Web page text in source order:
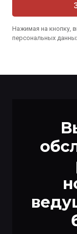
Нажимая на кнопку,
персональных